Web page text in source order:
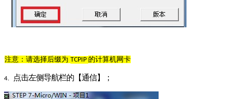
注意：请选择后缀为 TCPIP 的计算机网卡
4. 点击左侧导航栏的【通信】；